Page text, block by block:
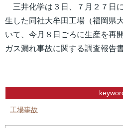
三井化学は３日、７月２７日
生した同社大牟田工場（福岡県
いて、今月８日ごろに生産を再
ガス漏れ事故に関する調査報告
工場事故